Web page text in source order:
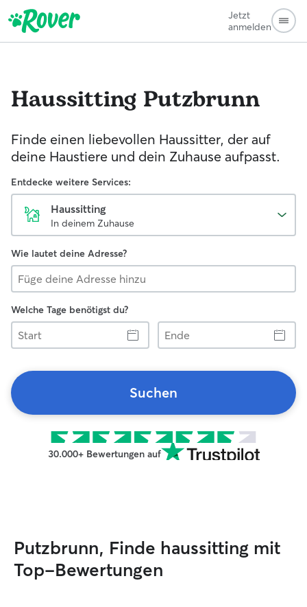
Jetzt
anmelden
Haussitting Putzbrunn
Finde einen liebevollen Haussitter, der auf
deine Haustiere und dein Zuhause aufpasst.
Entdecke weitere Services:
Haussitting
In deinem Zuhause
Wie lautet deine Adresse?
Welche Tage benötigst du?
Start
Ende
Suchen
30.000+ Bewertungen auf
Putzbrunn, Finde haussitting mit
Top-Bewertungen